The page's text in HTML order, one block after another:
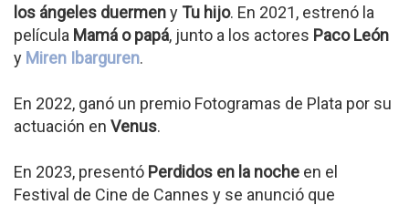
los ángeles duermeny Tu hijo. En 2021, estrenó la
película Mamá o papá, junto a los actores Paco León
y Miren Ibarguren.
En 2022, ganó un premio Fotogramas de Plata por su
actuación en Venus.
En 2023, presentó Perdidos en la noche en el
Festival de Cine de Cannes y se anunció que